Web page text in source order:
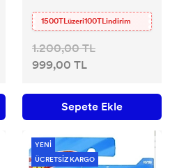
1500TLüzeri100TLindirim
1.200,00 TL
999,00 TL
Sepete Ekle
YENİ
ÜCRETSİZ KARGO